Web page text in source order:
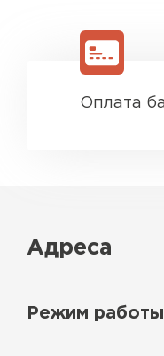
Оплата
Адреса
Режим